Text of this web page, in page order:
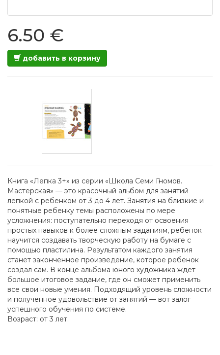
6.50 €
добавить в корзину
Книга «Лепка 3+» из серии «Школа Семи Гномов.
Мастерская» — это красочный альбом для занятий
лепкой с ребенком от 3 до 4 лет. Занятия на близкие и
понятные ребенку темы расположены по мере
усложнения: поступательно переходя от освоения
простых навыков к более сложным заданиям, ребенок
научится создавать творческую работу на бумаге с
помощью пластилина. Результатом каждого занятия
станет законченное произведение, которое ребенок
создал сам. В конце альбома юного художника ждет
большое итоговое задание, где он сможет применить
все свои новые умения. Подходящий уровень сложности
и полученное удовольствие от занятий — вот залог
успешного обучения по системе.
Возраст: от 3 лет.